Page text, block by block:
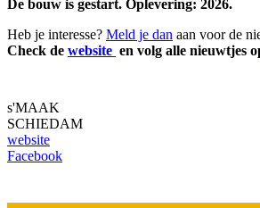
De bouw is gestart. Oplevering: 2026.
Heb je interesse? Meld je dan aan voor de
Check de website en volg alle nieuwtjes
s'MAAK
SCHIEDAM
website
Facebook